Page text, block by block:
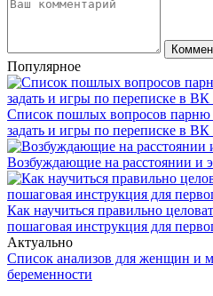
Популярное
Список пошлых вопросов
задать и игры по переписке в
Возбуждающие на расстоянии
Как научиться правильно
пошаговая инструкция для
Актуально
Список анализов для женщин и
беременности